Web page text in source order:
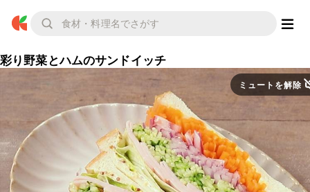
彩り野菜とハムのサンドイッチ
ミュートを解除